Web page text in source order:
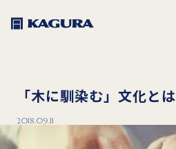
「木に馴染む」文化とは
2018.09.11